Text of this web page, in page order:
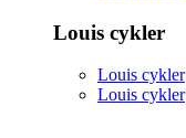
Louis cykler
Louis cykler
Louis cykler